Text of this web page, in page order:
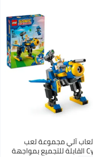
آلي مجموعة لعب
Cyclone القابلة للتجميع بمواجهة